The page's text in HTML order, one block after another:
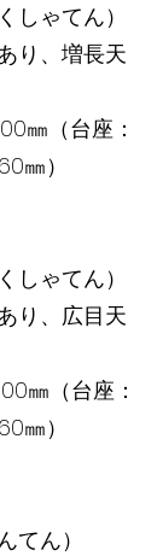
しゃてん）
り、増長天
㎜（台座：
㎜）
しゃてん）
り、広目天
㎜（台座：
㎜）
てん）